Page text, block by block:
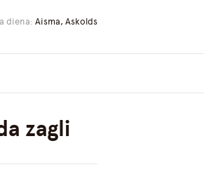
diena: Aisma, Askolds
zagli